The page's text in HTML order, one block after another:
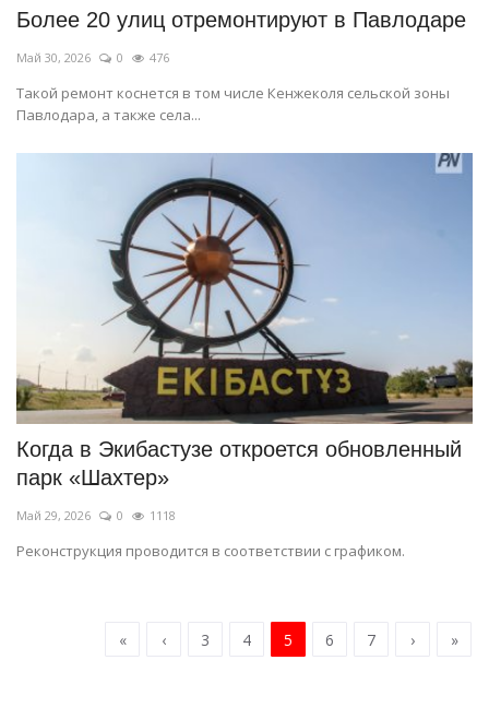
Более 20 улиц отремонтируют в Павлодаре
Май 30, 2026 0 476
Такой ремонт коснется в том числе Кенжеколя сельской зоны
Павлодара, а также села...
Когда в Экибастузе откроется обновленный
парк «Шахтер»
Май 29, 2026 0 1118
Реконструкция проводится в соответствии с графиком.
« ‹ 3 4 5 6 7 › »